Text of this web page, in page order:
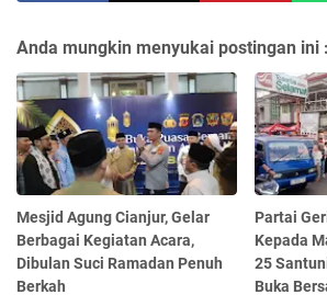
Anda mungkin menyukai postingan ini :
Mesjid Agung Cianjur, Gelar
Berbagai Kegiatan Acara,
Dibulan Suci Ramadan Penuh
Berkah
Partai
Kepada
25
Buka